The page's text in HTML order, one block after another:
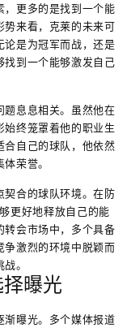
，更多的是找到一个能
势来看，克莱的未来可
论是为冠军而战，还是
找到一个能够激发自己
题息息相关。虽然他在
终笼罩着他的职业生
合自己的球队，他依然
荣誉。
契合的球队环境。在防
更好地释放自己的能
转会市场中，多个具备
争激烈的环境中脱颖而
。
曝光
渐曝光。多个媒体报道